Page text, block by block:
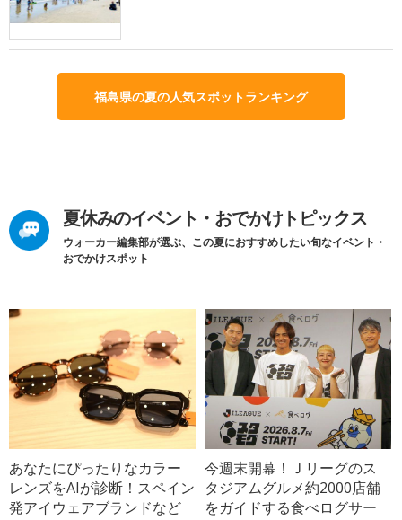
福島県の夏の人気スポットランキング
夏休みのイベント・おでかけトピックス
ウォーカー編集部が選ぶ、この夏におすすめしたい旬なイベント・
おでかけスポット
あなたにぴったりなカラー
レンズをAIが診断！スペイン
発アイウェアブランドなど
今週末開幕！Ｊリーグのス
タジアムグルメ約2000店舗
をガイドする食べログサー